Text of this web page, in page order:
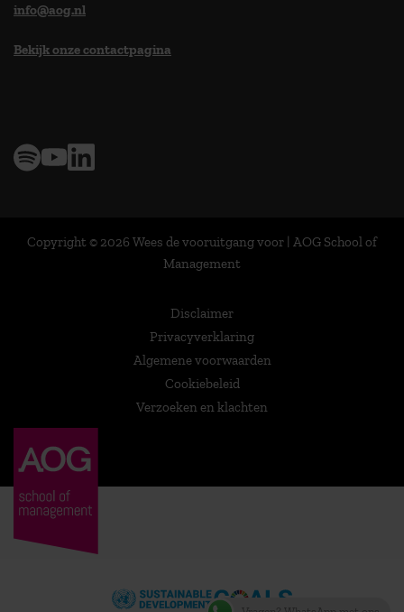
info@aog.nl
Bekijk onze contactpagina
Copyright © 2026 Wees de vooruitgang voor | AOG School of
Management
Disclaimer
Privacyverklaring
Algemene voorwaarden
Cookiebeleid
Verzoeken en klachten